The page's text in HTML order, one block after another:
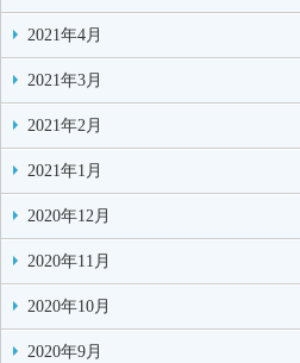
2021年4月
2021年3月
2021年2月
2021年1月
2020年12月
2020年11月
2020年10月
2020年9月